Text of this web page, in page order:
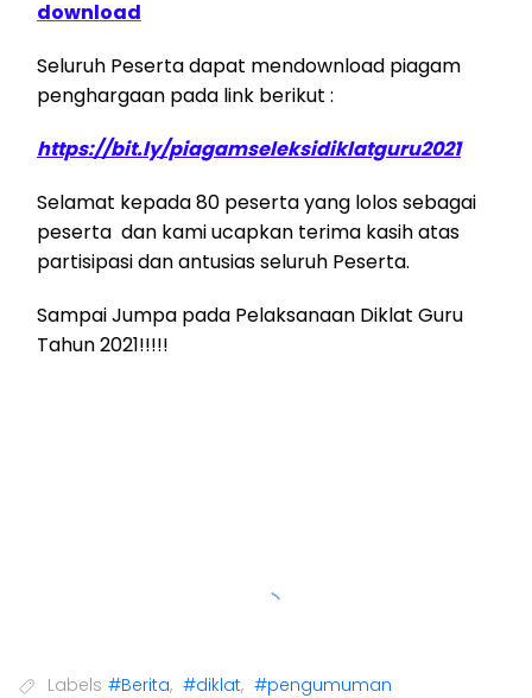
download
Seluruh Peserta dapat mendownload piagam
penghargaan pada link berikut :
https://bit.ly/piagamseleksidiklatguru2021
Selamat kepada 80 peserta yang lolos sebagai
peserta dan kami ucapkan terima kasih atas
partisipasi dan antusias seluruh Peserta.
Sampai Jumpa pada Pelaksanaan Diklat Guru
Tahun 2021!!!!!
Labels #Berita, #diklat, #pengumuman